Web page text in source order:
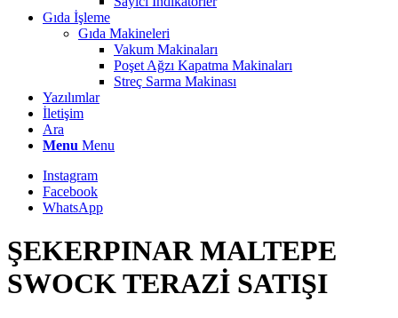
Gıda İşleme
Gıda Makineleri
Vakum Makinaları
Poşet Ağzı Kapatma Makinaları
Streç Sarma Makinası
Yazılımlar
İletişim
Ara
Menu Menu
Instagram
Facebook
WhatsApp
ŞEKERPINAR MALTEPE
SWOCK TERAZİ SATIŞI